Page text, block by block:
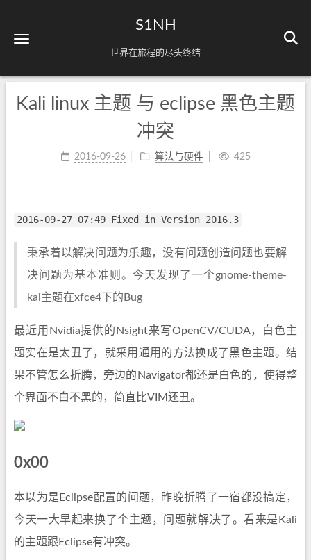
S1NH
世界在旅程的尽头终结
Kali linux 主题 与 eclipse 黑色主题
冲突
2016-09-26 算法与硬件 425
2016-09-27 07:49 Fixed in Version 2016.3
秉承着以解决问题为乐趣，没有问题创造问题也要解
决问题为基本准则。今天发现了一个gnome-theme-
kal主题在xfce4下的Bug
最近用Nvidia提供的Nsight来写OpenCV/CUDA，白色主
题实在是太丑了，就采用通用的方法换成了黑色主题。结
果不管怎么折腾，旁边的Navigator都还是白色的，使得整
个界面不白不黑的，简直比VIM还丑。
0x00
本以为是Eclipse配置的问题，昨晚折腾了一宿都没搞定，
今天一大早起来换了个主题，问题就解决了。看来是Kali
的主题跟Eclipse有冲突。